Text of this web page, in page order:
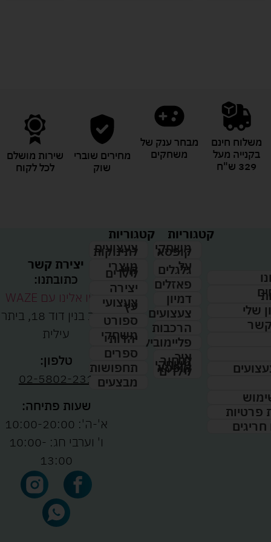
משלוח חינם
בקנייה מעל
329 ש"ח
מבחר ענק של
משחקים
מחירים שוברי
שוק
שירות מושלם
לכל לקוח
שלי
קשר
פרטיות
חריגים
קטגוריות
משחקי
קופסא
על
גלגלים
פאזלים
דמיון
צעצועים
הרכבות
פליימוביל
איך
לבחור
משחקי
קופסא
לילדים
קטגוריות
צעצועים
לתינוקות
מוצרי
קיץ
לילדים
יצירה
צעצועי
עץ
ספורט
משחקי
יהדות
ספרים
תחפושות
מבצעים
יצירת קשר
כתובתנו:
נווטו אלינו עם WAZE
רחוב בנין דוד 18, ביתר
עילית
טלפון:
02-5802-231
שעות פתיחה:
א'-ה': 10:00-20:00
ו' וערבי חג: 10:00-
13:00